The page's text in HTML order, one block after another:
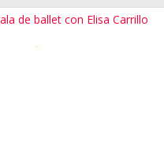
de ballet con Elisa Carrillo
3er destino más feliz del mundo
expuesta al plagio
Museo Frissell de Mitla